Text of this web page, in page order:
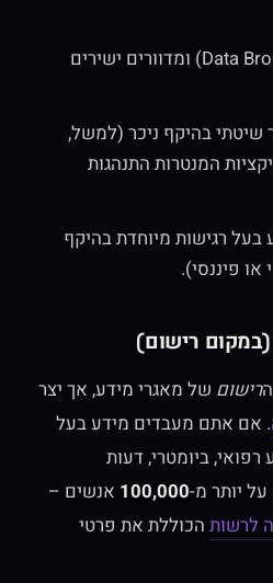
סוחרים במידע (Data Brokers) ומדוורים ישירים
שיטתי בהיקף ניכר (למשל,
המנטרות התנהגות
רגישות מיוחדת בהיקף
או פיננסי).
רישום)
רישוםשל מאגרי מידע, אך יצר
אם אתם מעבדים מידע בעל
רפואי, ביומטרי, דעות
יותר מ-100,000אנשים –
לרשותהכוללת את פרטי